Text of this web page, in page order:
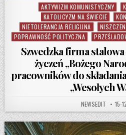
Posted in
AKTYWIZM KOMUNISTYCZNY
KATOLICYZM NA ŚWIECIE
NIETOLERANCJA RELIGIJNA
POPRAWNOŚĆ POLITYCZNA
Szwedzka firma stalowa
życzeń „Bożego
pracowników do
„Wesołych
AUTHOR:
NEWSEDIT 15-